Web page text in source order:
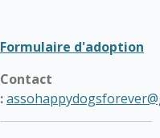
Formulaire d'adoption
Contact
: